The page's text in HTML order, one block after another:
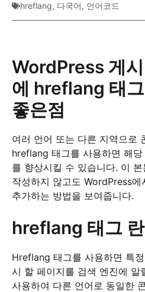
hreflang, 다국어, 언어코드
WordPress 게
에 hreflang 태
좋은점
여러 언어 또는 다른 지역으로
hreflang 태그를 사용하면 해
를 향상시킬 수 있습니다. 이
작성하지 않고도 WordPress
추가하는 방법을 보여줍니다.
hreflang 태그
Hreflang 태그를 사용하면 특
시 할 페이지를 검색 엔진에 알
사용하여 다른 언어로 동일한